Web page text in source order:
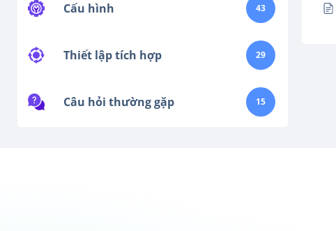
Cấu hình 43
Thiết lập tích hợp 29
Câu hỏi thường gặp 15